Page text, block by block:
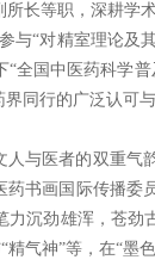
长等职，深耕学
与“对精室理论
全国中医药科学
同行的广泛认
与医者的双重
书画国际传播
沉劲雄浑，苍
精气神”等，在“